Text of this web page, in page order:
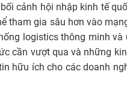
cảnh hội nhập kinh tế
tham gia sâu hơn vào
logistics thông minh và
cần vượt qua và những
hữu ích cho các doanh